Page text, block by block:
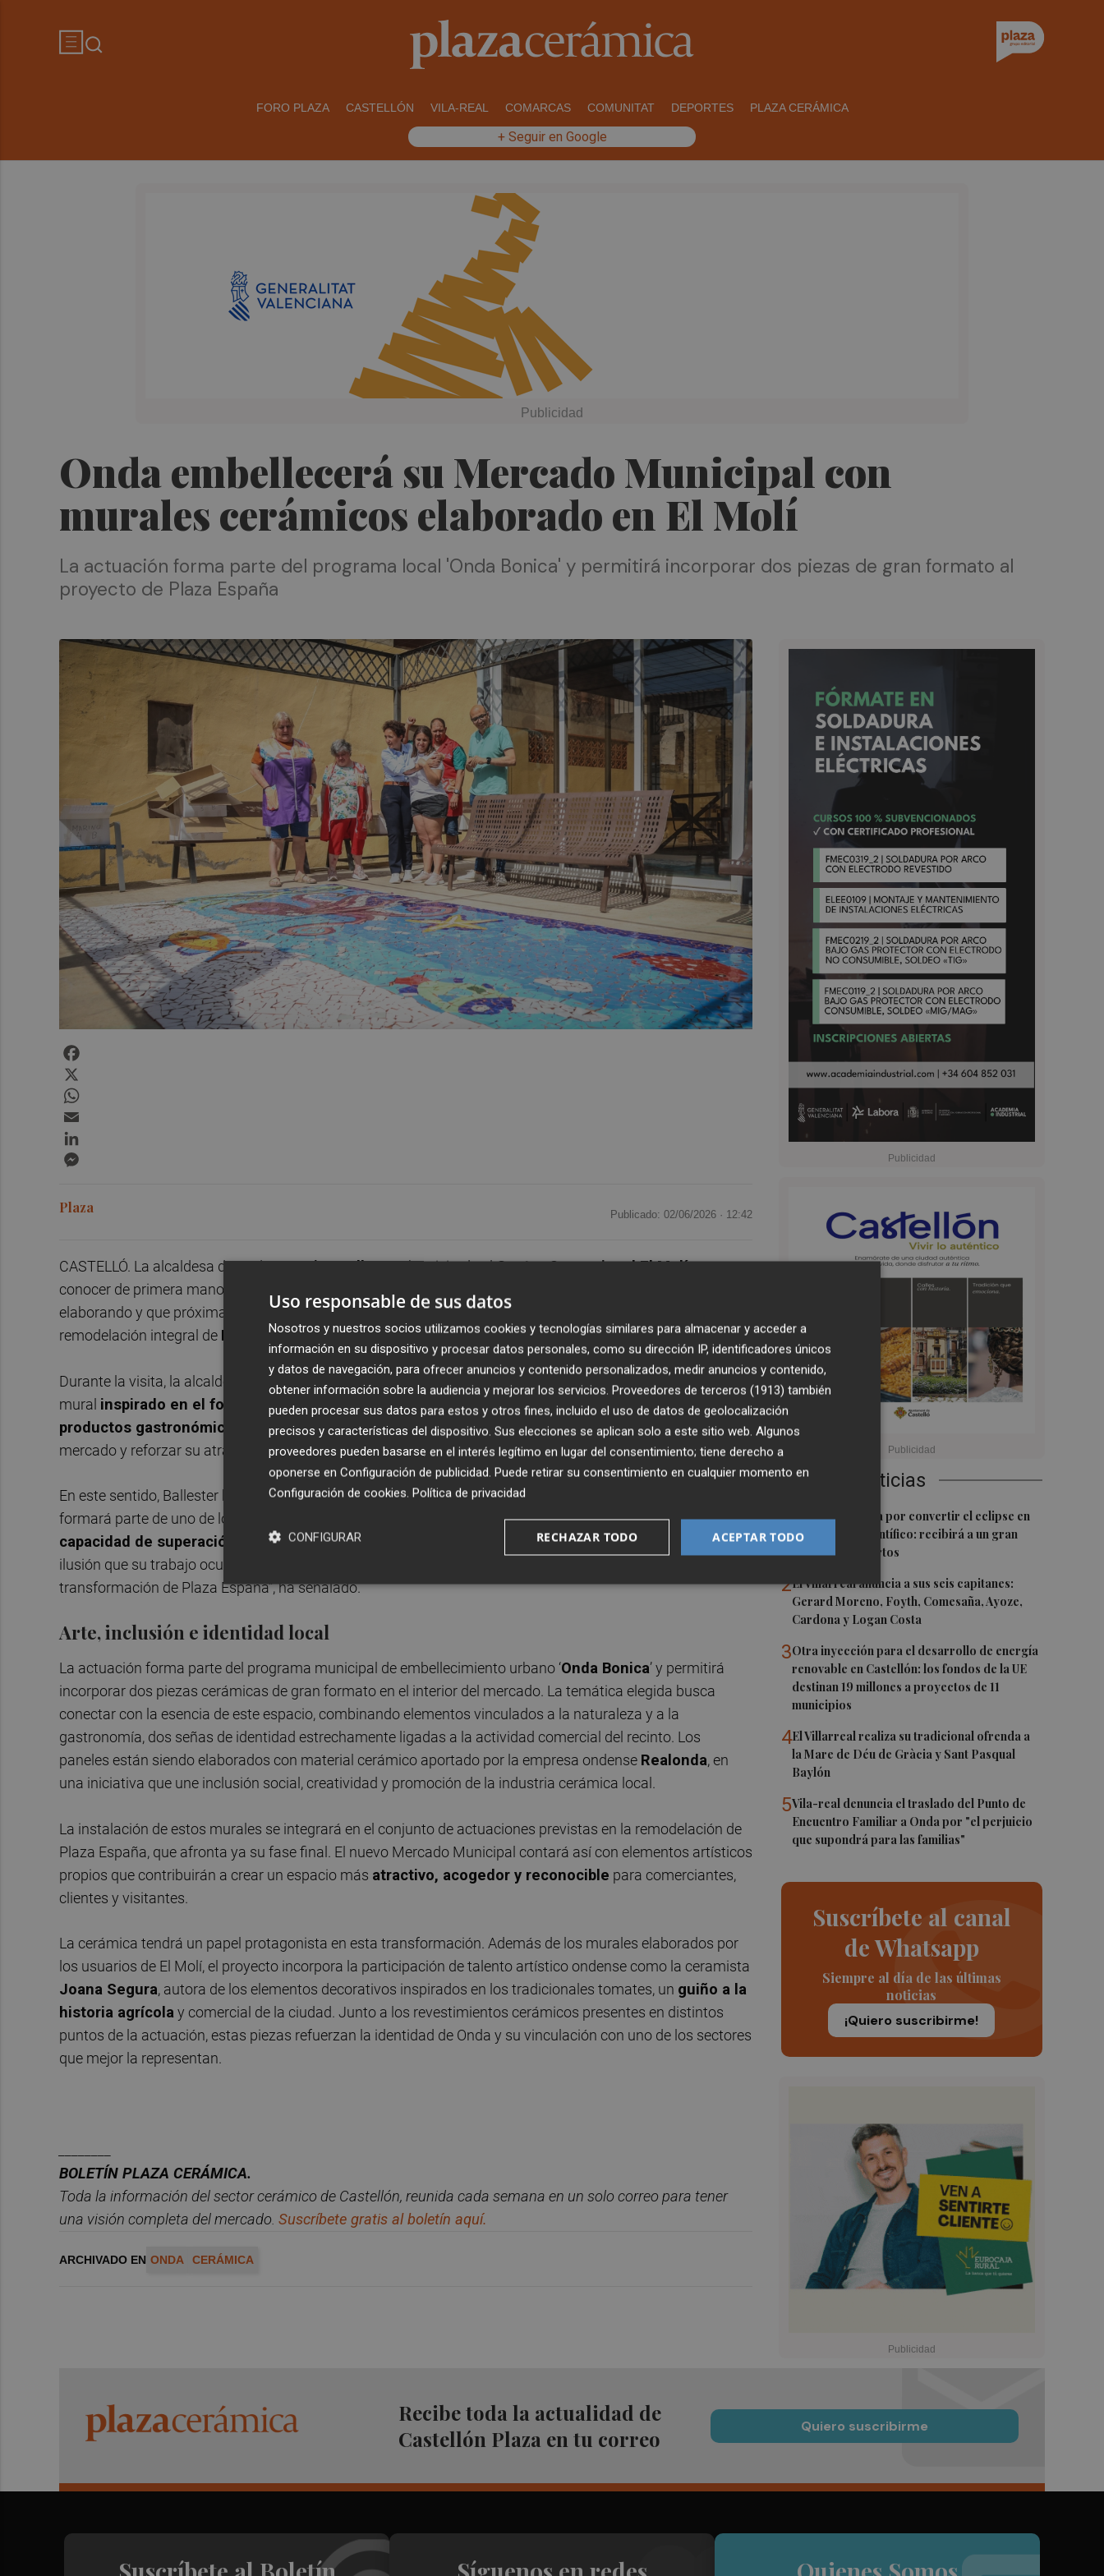
FORO PLAZA CASTELLÓN VILA-REAL COMARCAS COMUNITAT DEPORTES PLAZA CERÁMICA
+ Seguir en Google
Onda embellecerá su Mercado Municipal con
murales cerámicos elaborado en El Molí
La actuación forma parte del programa local 'Onda Bonica' y permitirá incorporar dos piezas de gran formato al
proyecto de Plaza España
Últimas Noticias
1Castelló apuesta por convertir el eclipse en
un referente científico: recibirá a un gran
equipo de expertos
2El Villarreal anuncia a sus seis capitanes:
Gerard Moreno, Foyth, Comesaña, Ayoze,
Cardona y Logan Costa
3Otra inyección para el desarrollo de energía
renovable en Castellón: los fondos de la UE
destinan 19 millones a proyectos de 11
municipios
4El Villarreal realiza su tradicional ofrenda a
la Mare de Déu de Gràcia y Sant Pasqual
Baylón
5Vila-real denuncia el traslado del Punto de
Encuentro Familiar a Onda por "el perjuicio
que supondrá para las familias"
Suscríbete al canal
de Whatsapp
Siempre al día de las últimas
noticias
¡Quiero suscribirme!
Plaza Publicado: 02/06/2026 · 12:42
CASTELLÓ. La alcaldesa de Onda,Carmina Ballester, ha visitado elCentro Ocupacional El Molípara
conocer de primera mano el
elaborando y que próximamente se instalarán en el interior del Mercado Municipal
remodelación integral de Plaza España.
Durante la visita, la alcaldesa ha podido comprobar el estado de los trabajos, entre los que destaca un gran
mural inspirado en el fondo marinoque ya se encuentra finalizado y otro dedicado aun bodegón de
productos gastronómicos
que encara sus últimos detalles. Ambas obras contribuirán a embellecer el
mercado y reforzar su atractivo como espacio comercial y de encuentro para vecinos y visitantes.
En este sentido, Ballester ha puesto en valor la implicación de los usuarios de El Molí en un proyecto que
formará parte de uno de los espacios más emblemáticos de la ciudad. "talento, la sensibilidad y la
capacidad de superación
de las personas que cada día construyen una Onda mejor". "Nos hace mucha
ilusión que su trabajo ocupe un lugar protagonista en el nuevo Mercado Municipal y que forme parte de la
transformación de Plaza España", ha señalado.
Arte, inclusión e identidad local
La actuación forma parte del programa municipal de embellecimiento urbano ‘Onda Bonica’ y permitirá
incorporar dos piezas cerámicas de gran formato en el interior del mercado. La temática elegida busca
conectar con la esencia de este espacio, combinando elementos vinculados a la naturaleza y a la
gastronomía, dos señas de identidad estrechamente ligadas a la actividad comercial del recinto. Los
paneles están siendo elaborados con material cerámico aportado por la empresa ondense Realonda, en
una iniciativa que une inclusión social, creatividad y promoción de la industria cerámica local.
La instalación de estos murales se integrará en el conjunto de actuaciones previstas en la remodelación de
Plaza España, que afronta ya su fase final. El nuevo Mercado Municipal contará así con elementos artísticos
propios que contribuirán a crear un espacio más atractivo, acogedor y reconocible para comerciantes,
clientes y visitantes.
La cerámica tendrá un papel protagonista en esta transformación. Además de los murales elaborados por
los usuarios de El Molí, el proyecto incorpora la participación de talento artístico ondense como la ceramista
Joana Segura, autora de los elementos decorativos inspirados en los tradicionales tomates, un guiño a la
historia agrícolay comercial de la ciudad. Junto a los revestimientos cerámicos presentes en distintos
puntos de la actuación, estas piezas refuerzan la identidad de Onda y su vinculación con uno de los sectores
que mejor la representan.
BOLETÍN PLAZA CERÁMICA.
Toda la información del sector cerámico de Castellón, reunida cada semana en un solo correo para tener
una visión completa del mercado. Suscríbete gratis al boletín aquí.
ARCHIVADO EN ONDA CERÁMICA
Recibe toda la actualidad de
Castellón Plaza en tu correo
Quiero suscribirme
Uso responsable de sus datos
Nosotros y nuestros socios utilizamos cookies y tecnologías similares para almacenar y acceder a
información en su dispositivo y procesar datos personales, como su dirección IP, identificadores únicos
y datos de navegación, para ofrecer anuncios y contenido personalizados, medir anuncios y contenido,
obtener información sobre la audiencia y mejorar los servicios. Proveedores de terceros (1913) también
pueden procesar sus datos para estos y otros fines, incluido el uso de datos de geolocalización
precisos y características del dispositivo. Sus elecciones se aplican solo a este sitio web. Algunos
proveedores pueden basarse en el interés legítimo en lugar del consentimiento; tiene derecho a
oponerse en Configuración de publicidad. Puede retirar su consentimiento en cualquier momento en
Configuración de cookies. Política de privacidad
ACEPTAR TODO
RECHAZAR TODO
CONFIGURAR